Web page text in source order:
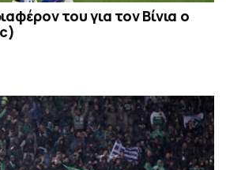
του για τον Βίνια ο